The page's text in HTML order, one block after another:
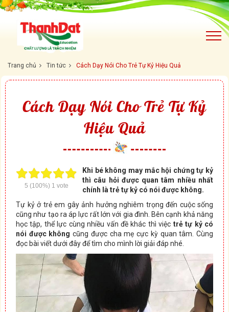
Trang chủ Tin tức Cách Dạy Nói Cho Trẻ Tự Kỷ Hiệu Quả
Cách Dạy Nói Cho Trẻ Tự Kỷ
Hiệu Quả
5 (100%) 1 vote
Khi bé không may mắc hội chứng tự kỷ
thì câu hỏi được quan tâm nhiều nhất
chính là trẻ tự kỷ có nói được không.
Tự kỷ ở trẻ em gây ảnh hưởng nghiêm trọng đến cuộc sống
cũng như tạo ra áp lực rất lớn với gia đình. Bên cạnh khả năng
học tập, thể lực cùng nhiều vấn đề khác thì việc trẻ tự kỷ có
nói được không cũng được cha mẹ cực kỳ quan tâm. Cùng
đọc bài viết dưới đây để tìm cho mình lời giải đáp nhé.